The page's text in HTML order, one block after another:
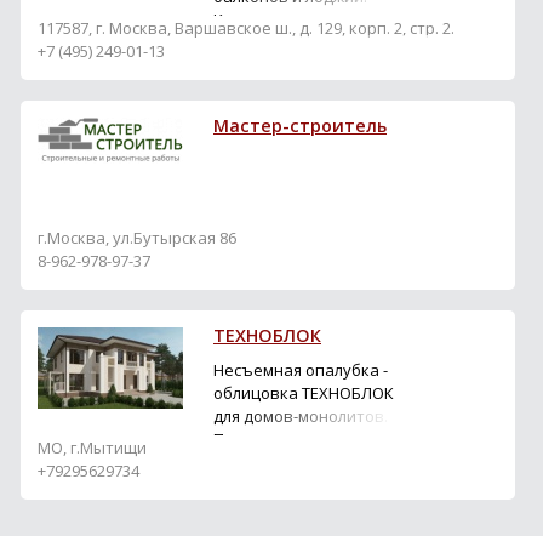
являются приоритетом
нашей организации. Год
Кладка на лоджиях для
монтажа остекления.
Увеличение жилой
загородных дома...
117587, г. Москва, Варшавское ш., д. 129, корп. 2, стр. 2.
+7 (495) 249-01-13
Мастер-строитель
г.Москва, ул.Бутырская 86
8-962-978-97-37
ТЕХНОБЛОК
Несъемная опалубка -
облицовка ТЕХНОБЛОК
для домов-монолитов.
Производство и
МО, г.Мытищи
+79295629734